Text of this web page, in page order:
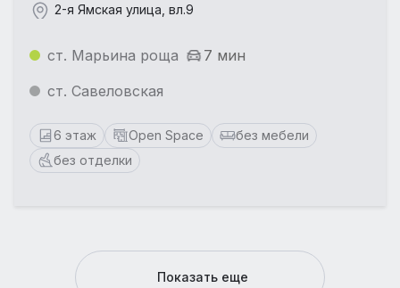
2-я Ямская улица, вл.9
ст. Марьина роща
7 мин
ст. Савеловская
6 этаж Open Space
без мебели
без отделки
Показать еще